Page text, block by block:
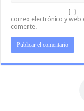
correo electrónico y web
comente.